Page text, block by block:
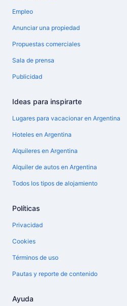
Empleo
Anunciar una propiedad
Propuestas comerciales
Sala de prensa
Publicidad
Ideas para inspirarte
Lugares para vacacionar en Argentina
Hoteles en Argentina
Alquileres en Argentina
Alquiler de autos en Argentina
Todos los tipos de alojamiento
Políticas
Privacidad
Cookies
Términos de uso
Pautas y reporte de contenido
Ayuda